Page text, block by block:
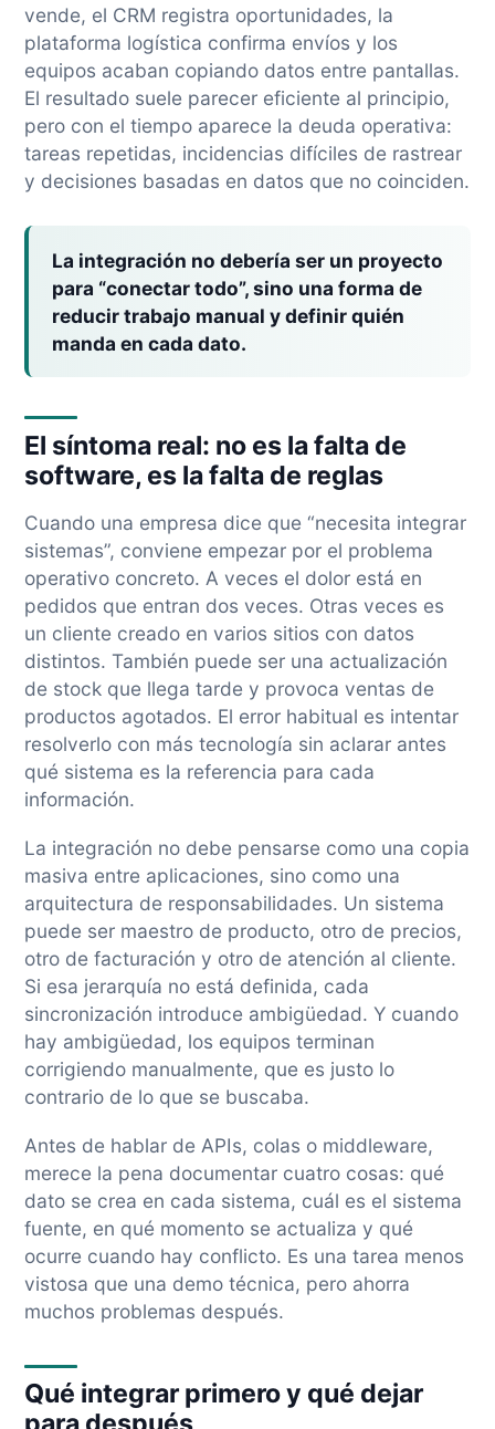
vende, el CRM registra oportunidades, la
plataforma logística confirma envíos y los
equipos acaban copiando datos entre pantallas.
El resultado suele parecer eficiente al principio,
pero con el tiempo aparece la deuda operativa:
tareas repetidas, incidencias difíciles de rastrear
y decisiones basadas en datos que no coinciden.
La integración no debería ser un proyecto
para “conectar todo”, sino una forma de
reducir trabajo manual y definir quién
manda en cada dato.
El síntoma real: no es la falta de
software, es la falta de reglas
Cuando una empresa dice que “necesita integrar
sistemas”, conviene empezar por el problema
operativo concreto. A veces el dolor está en
pedidos que entran dos veces. Otras veces es
un cliente creado en varios sitios con datos
distintos. También puede ser una actualización
de stock que llega tarde y provoca ventas de
productos agotados. El error habitual es intentar
resolverlo con más tecnología sin aclarar antes
qué sistema es la referencia para cada
información.
La integración no debe pensarse como una copia
masiva entre aplicaciones, sino como una
arquitectura de responsabilidades. Un sistema
puede ser maestro de producto, otro de precios,
otro de facturación y otro de atención al cliente.
Si esa jerarquía no está definida, cada
sincronización introduce ambigüedad. Y cuando
hay ambigüedad, los equipos terminan
corrigiendo manualmente, que es justo lo
contrario de lo que se buscaba.
Antes de hablar de APIs, colas o middleware,
merece la pena documentar cuatro cosas: qué
dato se crea en cada sistema, cuál es el sistema
fuente, en qué momento se actualiza y qué
ocurre cuando hay conflicto. Es una tarea menos
vistosa que una demo técnica, pero ahorra
muchos problemas después.
Qué integrar primero y qué dejar